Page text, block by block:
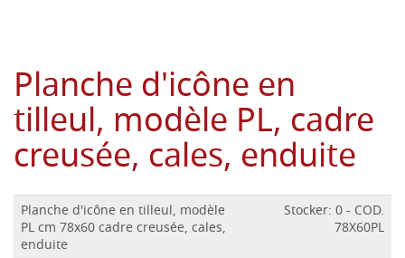
Planche d'icône en
tilleul, modèle PL, cadre
creusée, cales, enduite
Planche d'icône en tilleul, modèle
PL cm 78x60 cadre creusée, cales,
enduite
Stocker: 0 - COD.
78X60PL